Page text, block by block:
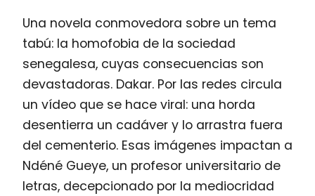
Una novela conmovedora sobre un tema
tabú: la homofobia de la sociedad
senegalesa, cuyas consecuencias son
devastadoras. Dakar. Por las redes circula
un vídeo que se hace viral: una horda
desentierra un cadáver y lo arrastra fuera
del cementerio. Esas imágenes impactan a
Ndéné Gueye, un profesor universitario de
letras, decepcionado por la mediocridad